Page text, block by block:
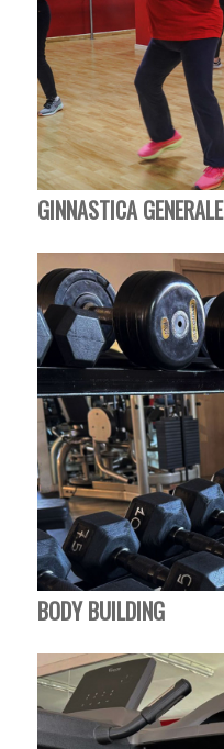
GINNASTICA GENERALE
BODY BUILDING